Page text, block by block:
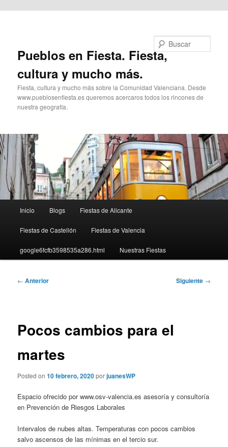
Pueblos en Fiesta. Fiesta,
cultura y mucho más.
Fiesta, cultura y mucho más sobre la Comunidad Valenciana. Desde
www.pueblosenfiesta.es queremos acercaros todos los rincones de
nuestra geografía.
principal
Inicio Blogs Fiestas de Alicante
Fiestas de Castellón Fiestas de Valencia
google6fcfb3598535a286.html Nuestras Fiestas
Navegación
← Anterior Siguiente →
Pocos cambios para el
martes
Posted on10 febrero, 2020porjuanesWP
Espacio ofrecido por www.osv-valencia.es asesoría y consultoría
en Prevención de Riesgos Laborales
Intervalos de nubes altas. Temperaturas con pocos cambios
salvo ascensos de las mínimas en el tercio sur.